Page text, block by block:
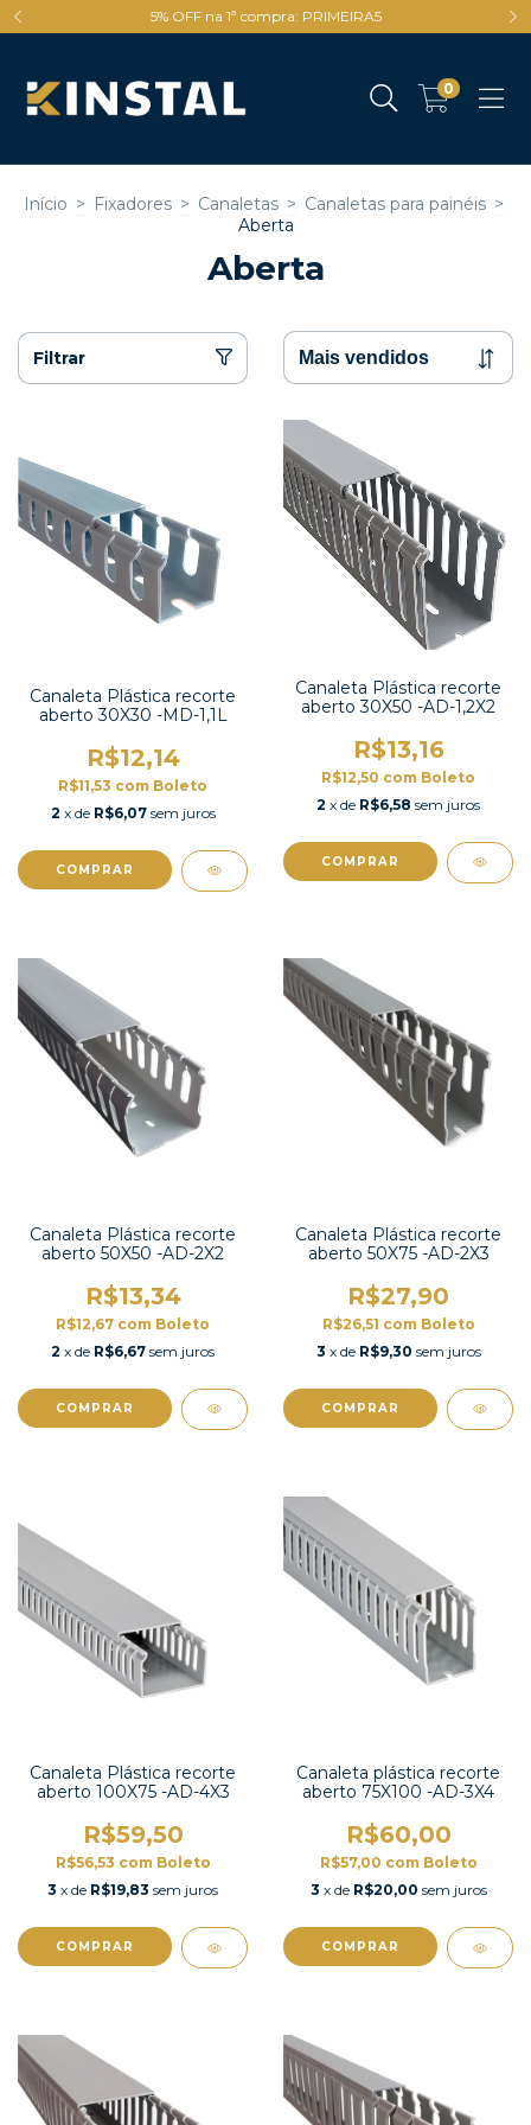
5% OFF na 1ª compra: PRIMEIRA5
0
Início > Fixadores > Canaletas > Canaletas para painéis >
Aberta
Aberta
Filtrar
Canaleta Plástica recorte
aberto 30X30 -MD-1,1L
R$12,14
R$11,53 com Boleto
2 x de R$6,07 sem juros
COMPRAR
Canaleta Plástica recorte
aberto 30X50 -AD-1,2X2
R$13,16
R$12,50 com Boleto
2 x de R$6,58 sem juros
COMPRAR
Canaleta Plástica recorte
aberto 50X50 -AD-2X2
R$13,34
R$12,67 com Boleto
2 x de R$6,67 sem juros
COMPRAR
Canaleta Plástica recorte
aberto 50X75 -AD-2X3
R$27,90
R$26,51 com Boleto
3 x de R$9,30 sem juros
COMPRAR
Canaleta Plástica recorte
aberto 100X75 -AD-4X3
R$59,50
R$56,53 com Boleto
3 x de R$19,83 sem juros
COMPRAR
Canaleta plástica recorte
aberto 75X100 -AD-3X4
R$60,00
R$57,00 com Boleto
3 x de R$20,00 sem juros
COMPRAR